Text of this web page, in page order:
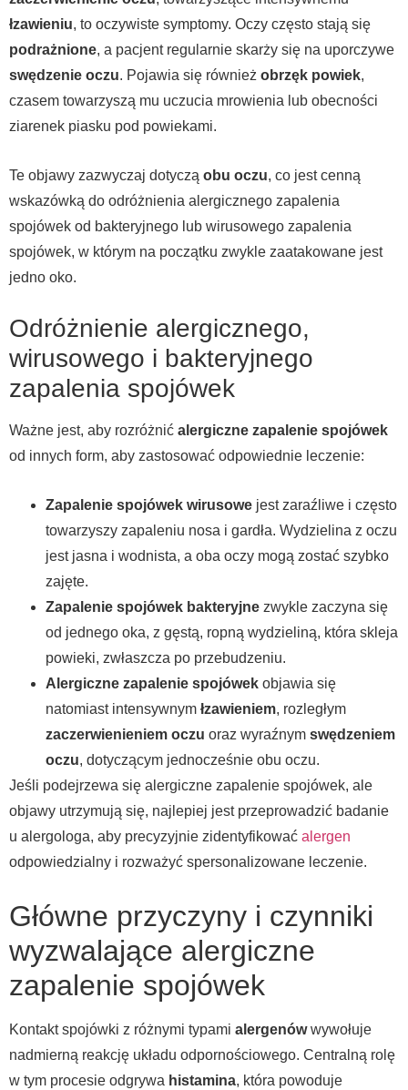
łzawieniu, to oczywiste symptomy. Oczy często stają się
podrażnione, a pacjent regularnie skarży się na uporczywe
swędzenie oczu. Pojawia się również obrzęk powiek,
czasem towarzyszą mu uczucia mrowienia lub obecności
ziarenek piasku pod powiekami.
Te objawy zazwyczaj dotyczą obu oczu, co jest cenną
wskazówką do odróżnienia alergicznego zapalenia
spojówek od bakteryjnego lub wirusowego zapalenia
spojówek, w którym na początku zwykle zaatakowane jest
jedno oko.
Odróżnienie alergicznego,
wirusowego i bakteryjnego
zapalenia spojówek
Ważne jest, aby rozróżnić alergiczne zapalenie spojówek
od innych form, aby zastosować odpowiednie leczenie:
Zapalenie spojówek wirusowe jest zaraźliwe i często
towarzyszy zapaleniu nosa i gardła. Wydzielina z oczu
jest jasna i wodnista, a oba oczy mogą zostać szybko
zajęte.
Zapalenie spojówek bakteryjne zwykle zaczyna się
od jednego oka, z gęstą, ropną wydzieliną, która skleja
powieki, zwłaszcza po przebudzeniu.
Alergiczne zapalenie spojówek objawia się
natomiast intensywnym łzawieniem, rozległym
zaczerwienieniem oczu oraz wyraźnym swędzeniem
oczu, dotyczącym jednocześnie obu oczu.
Jeśli podejrzewa się alergiczne zapalenie spojówek, ale
objawy utrzymują się, najlepiej jest przeprowadzić badanie
u alergologa, aby precyzyjnie zidentyfikować alergen
odpowiedzialny i rozważyć spersonalizowane leczenie.
Główne przyczyny i czynniki
wyzwalające alergiczne
zapalenie spojówek
Kontakt spojówki z różnymi typami alergenówwywołuje
nadmierną reakcję układu odpornościowego. Centralną rolę
w tym procesie odgrywa histamina, która powoduje